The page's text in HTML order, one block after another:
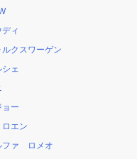
ディ
ルクスワーゲン
シェ
ョー
ロエン
ファ ロメオ